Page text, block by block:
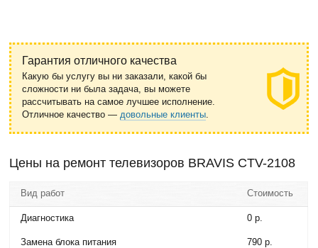
Гарантия отличного качества
Какую бы услугу вы ни заказали, какой бы
сложности ни была задача, вы можете
рассчитывать на самое лучшее исполнение.
Отличное качество —довольные клиенты.
Цены на ремонт телевизоров BRAVIS CTV-2108
Вид работ Стоимость
Диагностика 0 р.
Замена блока питания 790 р.